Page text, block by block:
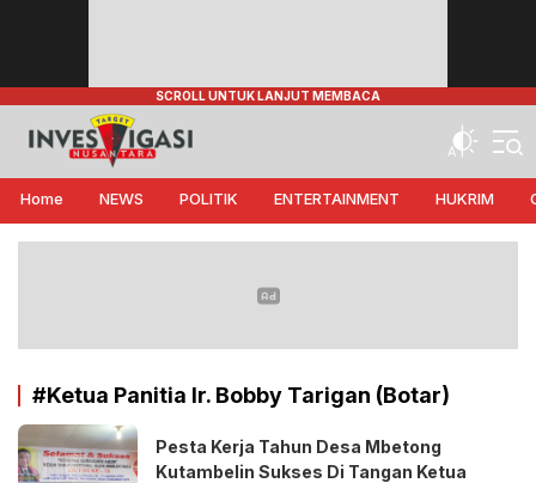
Target Investigasi Nusantara
Edukasi Nusantara
Home NEWS POLITIK ENTERTAINMENT HUKRIM
#Ketua Panitia Ir. Bobby Tarigan (Botar)
Pesta Kerja Tahun Desa Mbetong
Kutambelin Sukses Di Tangan Ketua